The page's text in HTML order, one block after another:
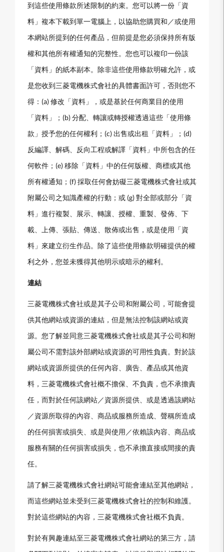
到這些使用條款所述限制的約束。您可以將一份「資
料」複本下載到單一電腦上，以協助您購買和／或使用
本網站所提到的任何產品，但前提是您必須保持所有版
權和其他所有權通知的完整性。您也可以複印一份該
「資料」的紙本副本。除非這些使用條款明確允許，或
是您收到三菱電機株式會社的具體書面許可，否則您不
得：(a) 修改「資料」，或是基於任何商業目的使用
「資料」；(b) 分配、轉讓或轉授權透過這些「使用條
款」授予您的任何權利；(c) 出售或出租「資料」；(d)
反編譯、解碼、反向工程或解譯「資料」中所包含的任
何軟件；(e) 移除「資料」中的任何版權、商標或其他
所有權通知；(f) 採取任何會妨礙三菱電機株式會社或其
附屬公司之知識產權的行動；或 (g) 對全部或部分「資
料」進行複製、展示、轉讓、授權、重製、發佈、下
載、上傳、張貼、傳送、散佈或出售，或是使用「資
料」來建立衍生作品。除了這些使用條款明確提供的權
利之外，您並未獲得其他明示或暗示的權利。
連結
三菱電機株式會社或是其子公司和附屬公司，可能會提
供其他網站或資源的連結，但是無法控制該網站或資
源。您了解並同意三菱電機株式會社或是其子公司和附
屬公司不需對該外部網站或資源的可用性負責。對於該
網站或資源所提供的任何內容、廣告、產品或其他資
料，三菱電機株式會社概不擔保、不負責，也不承擔責
任，而對於任何該網站／資源所提供、或是透過該網站
／資源所取得的內容、商品或服務所造成、聲稱所造成
的任何損害或損失、或是與使用／依賴該內容、商品或
服務有關的任何損害或損失，也不承擔直接或間接的責
任。
請了解三菱電機株式會社網站可能會連結至其他網站，
而這些網站並未受到三菱電機株式會社的控制和維護。
對於這些網站的內容，三菱電機株式會社概不負責。
對於有興趣連結至三菱電機株式會社網站的第三方，請